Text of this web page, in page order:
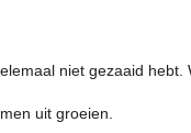
niet gezaaid hebt.
uit groeien.